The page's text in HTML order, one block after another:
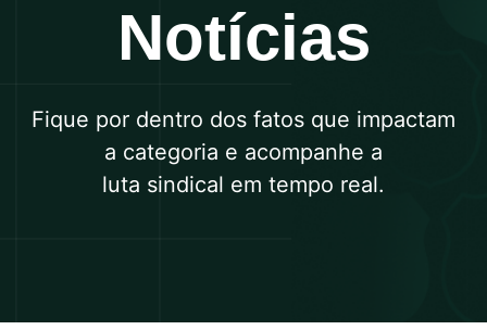
Notícias
Fique por dentro dos fatos que impactam
a categoria e acompanhe a
luta sindical em tempo real.